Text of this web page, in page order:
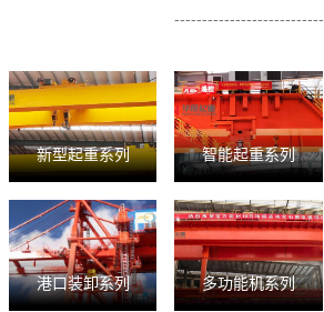
---------------------------
新型起重系列 智能起重系列
港口装卸系列 多功能机系列